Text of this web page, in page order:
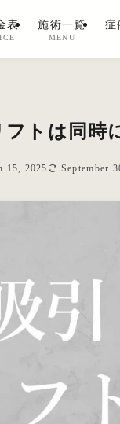
表 施術一覧
MENU
症
フトは同時
15, 2025 September